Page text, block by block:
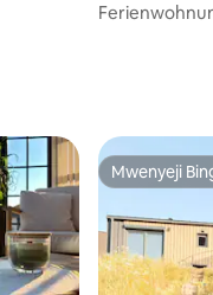
Mwenyeji
Mwenyeji